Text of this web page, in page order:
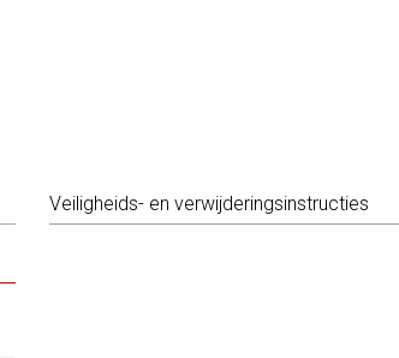
Veiligheids- en verwijderingsinstructies